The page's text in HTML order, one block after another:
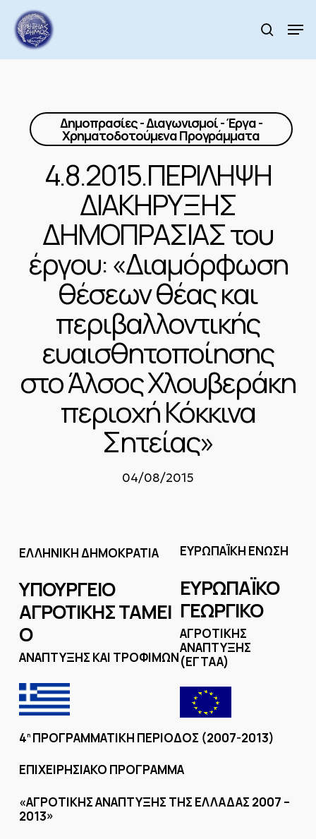
main
content
search
Δημοπρασίες - Διαγωνισμοί - Έργα -
Χρηματοδοτούμενα Προγράμματα
4.8.2015.ΠΕΡΙΛΗΨΗ
ΔΙΑΚΗΡΥΞΗΣ
ΔΗΜΟΠΡΑΣΙΑΣ του
έργου: «Διαμόρφωση
θέσεων θέας και
περιβαλλοντικής
ευαισθητοποίησης
στο Άλσος Χλουβεράκη
περιοχή Κόκκινα
Σητείας»
04/08/2015
ΕΛΛΗΝΙΚΗ ΔΗΜΟΚΡΑΤΙΑ
ΥΠΟΥΡΓΕΙΟ
ΑΓΡΟΤΙΚΗΣ ΤΑΜΕΙ
Ο
ΑΝΑΠΤΥΞΗΣ ΚΑΙ ΤΡΟΦΙΜΩΝ
ΕΥΡΩΠΑΪΚΗ ΕΝΩΣΗ
ΕΥΡΩΠΑΪΚΟ
ΓΕΩΡΓΙΚΟ
ΑΓΡΟΤΙΚΗΣ
ΑΝΑΠΤΥΞΗΣ
(ΕΓΤΑΑ)
4ηΠΡΟΓΡΑΜΜΑΤΙΚΗ ΠΕΡΙΟΔΟΣ (2007-2013)
ΕΠΙΧΕΙΡΗΣΙΑΚΟ ΠΡΟΓΡΑΜΜΑ
«ΑΓΡΟΤΙΚΗΣ ΑΝΑΠΤΥΞΗΣ ΤΗΣ ΕΛΛΑΔΑΣ 2007 –
2013»
Menu